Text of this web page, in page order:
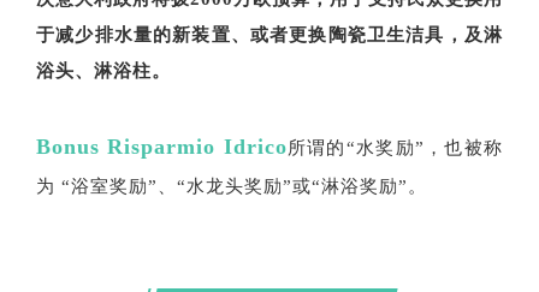
于减少排水量的新装置、或者更换陶瓷卫生洁具，及淋
浴头、淋浴柱。
Bonus Risparmio Idrico所谓的“水奖励”，也被称
为 “浴室奖励”、“水龙头奖励”或“淋浴奖励”。